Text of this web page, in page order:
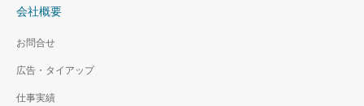
会社概要
お問合せ
広告・タイアップ
仕事実績